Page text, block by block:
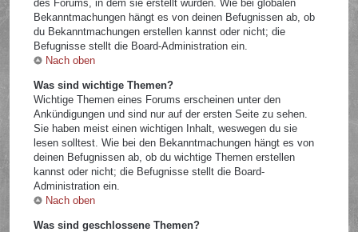
des Forums, in dem sie erstellt wurden. Wie bei globalen
Bekanntmachungen hängt es von deinen Befugnissen ab, ob
du Bekanntmachungen erstellen kannst oder nicht; die
Befugnisse stellt die Board-Administration ein.
Nach oben
Was sind wichtige Themen?
Wichtige Themen eines Forums erscheinen unter den
Ankündigungen und sind nur auf der ersten Seite zu sehen.
Sie haben meist einen wichtigen Inhalt, weswegen du sie
lesen solltest. Wie bei den Bekanntmachungen hängt es von
deinen Befugnissen ab, ob du wichtige Themen erstellen
kannst oder nicht; die Befugnisse stellt die Board-
Administration ein.
Nach oben
Was sind geschlossene Themen?